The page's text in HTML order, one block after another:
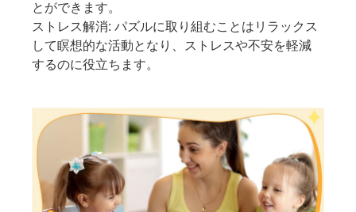
とができます。
ストレス解消: パズルに取り組むことはリラックス
して瞑想的な活動となり、ストレスや不安を軽減
するのに役立ちます。